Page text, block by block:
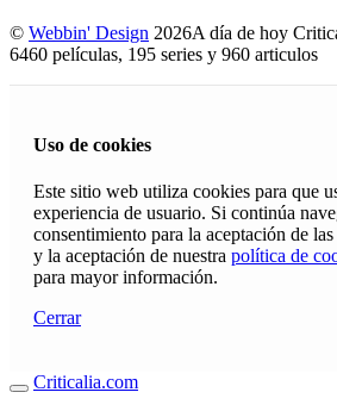
© Webbin' Design 2026A día de hoy
6460 películas, 195 series y 960 articulos
Uso de cookies
Este sitio web utiliza cookies para que
experiencia de usuario. Si continúa
consentimiento para la aceptación de
y la aceptación de nuestra política de
para mayor información.
Cerrar
Criticalia.com